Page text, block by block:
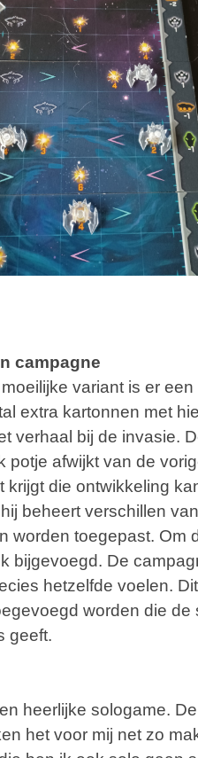
campagne
variant is er
extra kartonnen met
verhaal bij de invasie.
potje afwijkt van de
krijgt die ontwikkeling
beheert verschillen
worden toegepast. Om
bijgevoegd. De
hetzelfde voelen.
worden die de
geeft.
heerlijke sologame.
het voor mij net zo